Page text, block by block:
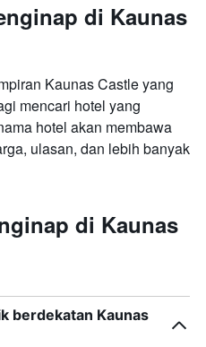
di Kaunas
Kaunas Castle yang
mencari hotel yang
hotel akan membawa
ulasan, dan lebih banyak
di Kaunas
berdekatan Kaunas